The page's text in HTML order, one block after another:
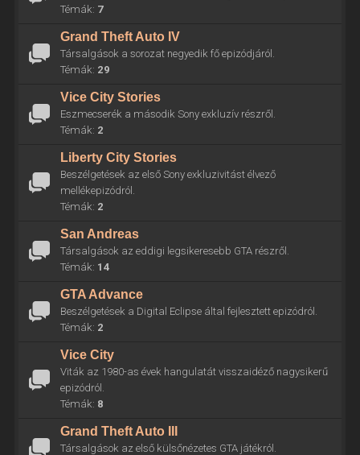
Témák: 7
Grand Theft Auto IV
Társalgások a sorozat negyedik fő epizódjáról.
Témák: 29
Vice City Stories
Eszmecserék a második Sony exkluzív részről.
Témák: 2
Liberty City Stories
Beszélgetések az első Sony exkluzivitást élvező
mellékepizódról.
Témák: 2
San Andreas
Társalgások az eddigi legsikeresebb GTA részről.
Témák: 14
GTA Advance
Beszélgetések a Digital Eclipse által fejlesztett epizódról.
Témák: 2
Vice City
Viták az 1980-as évek hangulatát visszaidéző nagysikerű
epizódról.
Témák: 8
Grand Theft Auto III
Társalgások az első külsőnézetes GTA játékról.